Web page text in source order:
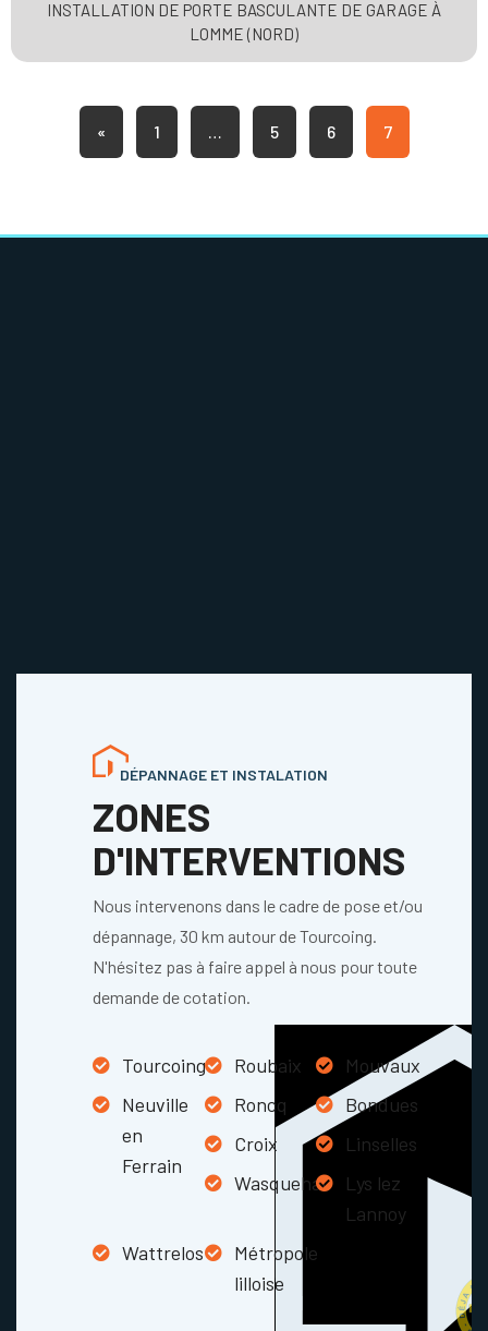
INSTALLATION DE PORTE BASCULANTE DE GARAGE À
LOMME (NORD)
« 1 … 5 6 7
DÉPANNAGE ET INSTALATION
ZONES
D'INTERVENTIONS
Nous intervenons dans le cadre de pose et/ou
dépannage, 30 km autour de Tourcoing.
N'hésitez pas à faire appel à nous pour toute
demande de cotation.
Tourcoing Roubaix
Mouvaux
Neuville
en
Ferrain
Roncq
Bondues
Croix
Linselles
Wasquehal
Lys lez
Lannoy
Wattrelos
Métropole
lilloise